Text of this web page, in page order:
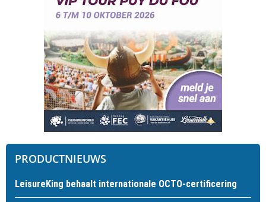
PRODUCTNIEUWS
LeisureKing behaalt internationale OCTO-certificering